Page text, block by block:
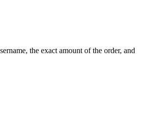
the exact amount of the order, and